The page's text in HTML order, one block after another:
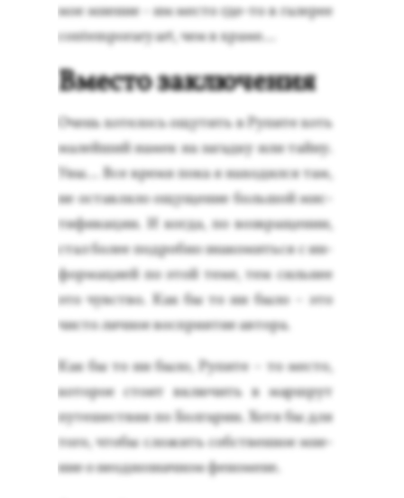
мое мне­ние - им мес­то где-то в га­лерее
contemporary art, чем в хра­ме…
Вместо заключения
Очень хо­телось ощу­тить в Ру­пите хоть
ма­лей­ший на­мек на за­гад­ку или тай­ну.
Увы… Все вре­мя по­ка я на­ходил­ся там,
не ос­тавля­ло ощу­щение боль­шой мис­
ти­фика­ции. И ког­да, по воз­вра­щении,
стал бо­лее под­робно зна­комить­ся с ин­
форма­ци­ей по этой те­ме, тем силь­нее
это чувс­тво. Как бы то ни бы­ло – это
чис­то лич­ное вос­при­ятие ав­то­ра.
Как бы то ни бы­ло, Ру­пите – то мес­то,
ко­торое сто­ит вклю­чить в мар­шрут
пу­тешес­твия по Бол­га­рии. Хо­тя бы для
то­го, что­бы сло­жить собс­твен­ное мне­
ние о не­од­нознач­ном фе­номе­не.